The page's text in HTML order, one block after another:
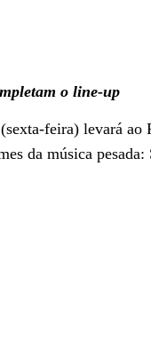
o line-up
feira) levará ao
da música